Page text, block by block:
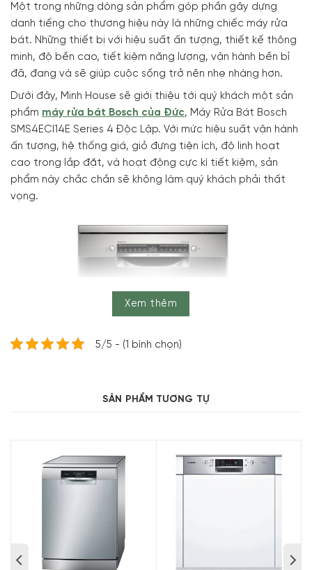
Một trong những dòng sản phẩm góp phần gây dựng
danh tiếng cho thương hiệu này là những chiếc máy rửa
bát. Những thiết bị với hiệu suất ấn tượng, thiết kế thông
minh, độ bền cao, tiết kiệm năng lượng, vận hành bền bỉ
đã, đang và sẽ giúp cuộc sống trở nên nhẹ nhàng hơn.
Dưới đây, Minh House sẽ giới thiệu tới quý khách một sản
phẩm máy rửa bát Bosch của Đức, Máy Rửa Bát Bosch
SMS4ECI14E Series 4 Độc Lập. Với mức hiệu suất vận hành
ấn tượng, hệ thống giá, giỏ đựng tiện ích, độ linh hoạt
cao trong lắp đặt, và hoạt động cực kì tiết kiệm, sản
phẩm này chắc chắn sẽ không làm quý khách phải thất
vọng.
Xem thêm
5/5 - (1 bình chọn)
SẢN PHẨM TƯƠNG TỰ